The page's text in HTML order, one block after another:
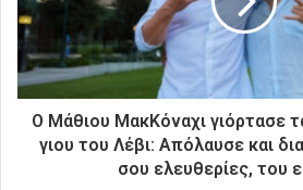
δ
ι
ε
ύ
Ο Μάθιου ΜακΚόναχι γιόρτασε
γιου του Λέβι: Απόλαυσε και
σου ελευθερίες, του